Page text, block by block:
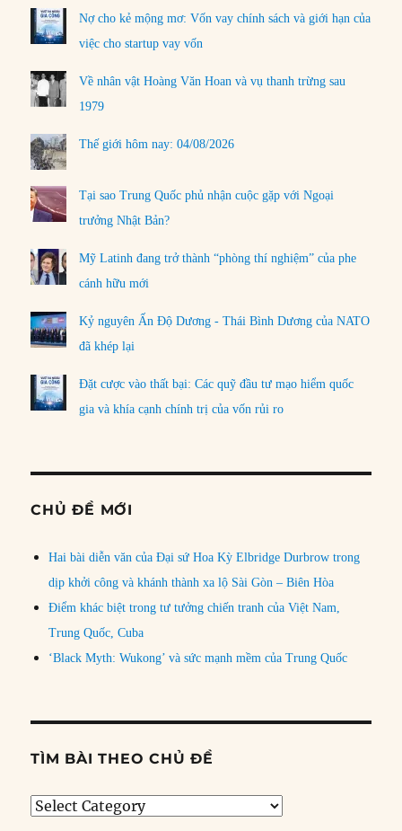
Nợ cho kẻ mộng mơ: Vốn vay chính sách và giới hạn của
việc cho startup vay vốn
Về nhân vật Hoàng Văn Hoan và vụ thanh trừng sau
1979
Thế giới hôm nay: 04/08/2026
Tại sao Trung Quốc phủ nhận cuộc gặp với Ngoại
trưởng Nhật Bản?
Mỹ Latinh đang trở thành “phòng thí nghiệm” của phe
cánh hữu mới
Kỷ nguyên Ấn Độ Dương - Thái Bình Dương của NATO
đã khép lại
Đặt cược vào thất bại: Các quỹ đầu tư mạo hiểm quốc
gia và khía cạnh chính trị của vốn rủi ro
CHỦ ĐỀ MỚI
Hai bài diễn văn của Đại sứ Hoa Kỳ Elbridge Durbrow trong
dịp khởi công và khánh thành xa lộ Sài Gòn – Biên Hòa
Điểm khác biệt trong tư tưởng chiến tranh của Việt Nam,
Trung Quốc, Cuba
‘Black Myth: Wukong’ và sức mạnh mềm của Trung Quốc
TÌM BÀI THEO CHỦ ĐỀ
Tìm